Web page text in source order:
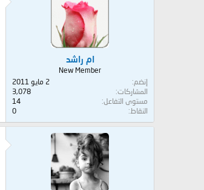
ام راشد
New Member
إنضم
2 مايو 2011
المشاركات
3,078
مستوى التفاعل
14
النقاط
0